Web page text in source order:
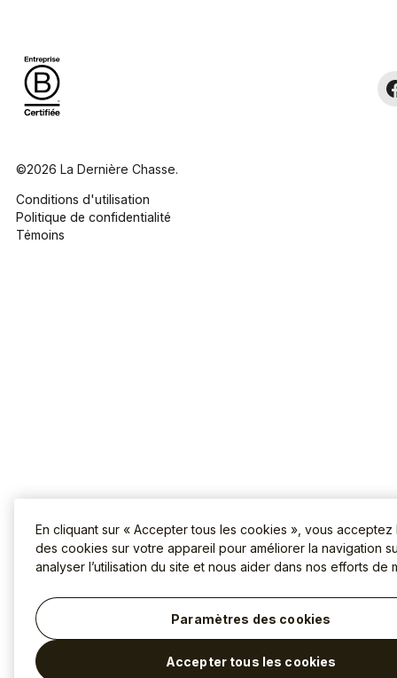
©2026 La Dernière Chasse.
Conditions d'utilisation
Politique de confidentialité
Témoins
En cliquant sur « Accepter tous les cookies », vous
des cookies sur votre appareil pour améliorer la navigation
analyser l’utilisation du site et nous aider dans nos efforts de
Paramètres des cookies
Accepter tous les cookies